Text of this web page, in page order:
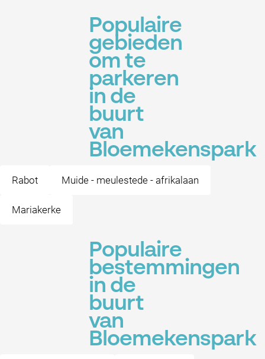
Populaire
gebieden
om te
parkeren
in de
buurt
van
Bloemekenspark
Rabot Muide - meulestede - afrikalaan
Mariakerke
Populaire
bestemmingen
in de
buurt
van
Bloemekenspark